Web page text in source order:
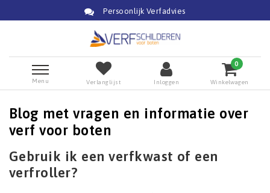
Persoonlijk Verfadvies
Menu Verlanglijst Inloggen
0
Winkelwagen
Blog met vragen en informatie over
verf voor boten
Gebruik ik een verfkwast of een
verfroller?